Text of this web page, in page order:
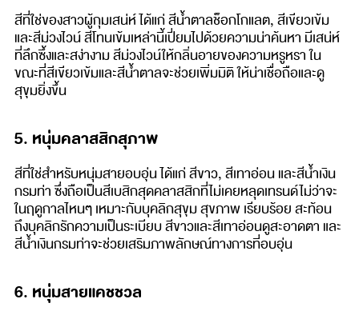
สีที่ใช่ของสาวผู้กุมเสน่ห์ ได้แก่ สีน้ำตาลช็อกโกแลต, สีเขียวเข้ม
และสีม่วงไวน์ สีโทนเข้มเหล่านี้เปี่ยมไปด้วยความน่าค้นหา มีเสน่ห์
ที่ลึกซึ้งและสง่างาม สีม่วงไวน์ให้กลิ่นอายของความหรูหรา ใน
ขณะที่สีเขียวเข้มและสีน้ำตาลจะช่วยเพิ่มมิติ ให้น่าเชื่อถือและดู
สุขุมยิ่งขึ้น
5. หนุ่มคลาสสิกสุภาพ
สีที่ใช่สำหรับหนุ่มสายอบอุ่น ได้แก่ สีขาว, สีเทาอ่อน และสีน้ำเงิน
กรมท่า ซึ่งถือเป็นสีเบสิกสุดคลาสสิกที่ไม่เคยหลุดเทรนด์ไม่ว่าจะ
ในฤดูกาลไหนๆ เหมาะกับบุคลิกสุขุม สุขภาพ เรียบร้อย สะท้อน
ถึงบุคลิกรักความเป็นระเบียบ สีขาวและสีเทาอ่อนดูสะอาดตา และ
สีน้ำเงินกรมท่าจะช่วยเสริมภาพลักษณ์ทางการที่อบอุ่น
6. หนุ่มสายแคชชวล